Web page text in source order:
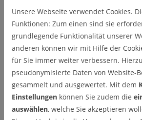
Punktwolke
Unsere Webseite verwendet Cookies.
Funktionen: Zum einen sind sie
grundlegende Funktionalität unserer
anderen können wir mit Hilfe der
für Sie immer weiter verbessern.
pseudonymisierte Daten von Website-
gesammelt und ausgewertet. Mit dem
Einstellungen können Sie zudem die
auswählen, welche Sie akzeptieren